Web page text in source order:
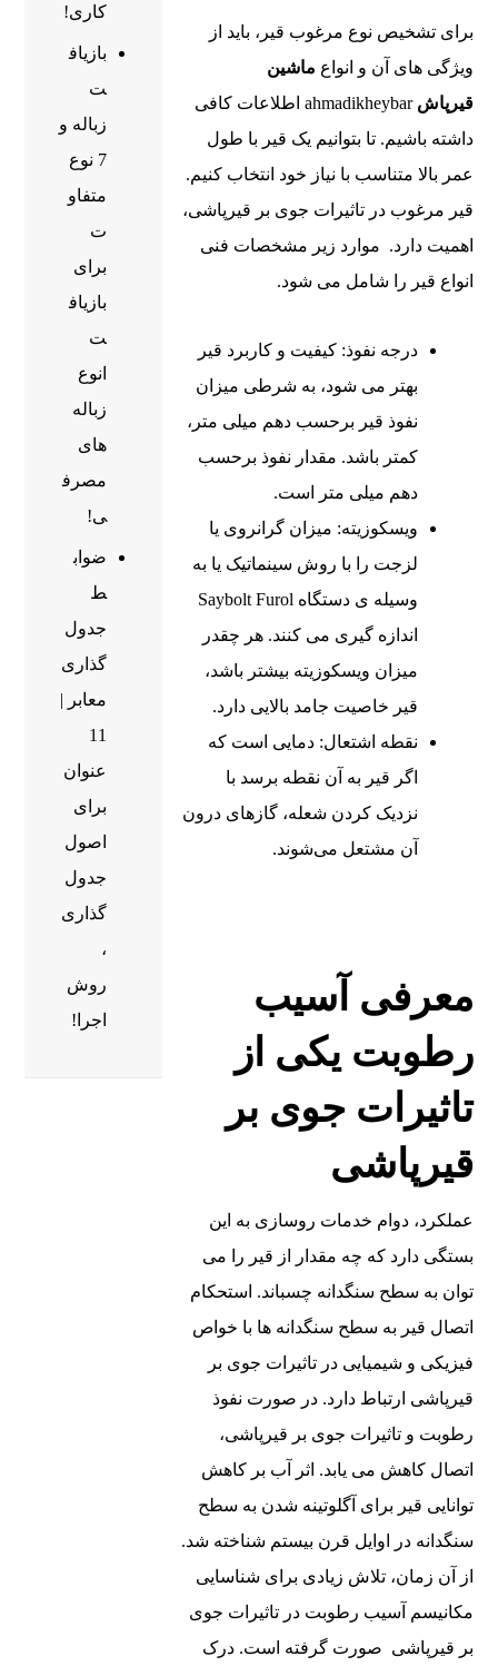
برای تشخیص نوع مرغوب قیر، باید از
ویژگی‌ های آن و انواع ماشین
قیرپاش
ahmadikheybar اطلاعات کافی
داشته باشیم. تا بتوانیم یک قیر با طول
عمر بالا متناسب با نیاز خود انتخاب کنیم.
قیر مرغوب در تاثیرات جوی بر قیرپاشی،
اهمیت دارد. موارد زیر مشخصات فنی
انواع قیر را شامل می ‌شود.
درجه نفوذ: کیفیت و کاربرد قیر
بهتر می‌ شود، به شرطی‌ میزان
نفوذ قیر برحسب دهم میلی ‌متر،
کمتر باشد. مقدار نفوذ برحسب
دهم میلی ‌متر است.
ویسکوزیته: میزان گرانروی یا
لزجت را با روش سینماتیک یا به
وسیله ‌ی دستگاه Saybolt Furol
اندازه‌ گیری می‌ کنند. هر چقدر
میزان ویسکوزیته بیشتر باشد،
قیر خاصیت جامد بالایی دارد.
نقطه اشتعال: دمایی است که
اگر قیر به آن نقطه برسد با
نزدیک کردن شعله، گازهای درون
آن مشتعل می‌شوند.
معرفی آسیب
رطوبت یکی از
تاثیرات جوی بر
قیرپاشی
عملکرد، دوام خدمات روسازی به این
بستگی دارد که چه مقدار از قیر را می
‌توان به سطح سنگدانه چسباند. استحکام
اتصال قیر به سطح سنگدانه ‌ها با خواص
فیزیکی و شیمیایی در تاثیرات جوی بر
قیرپاشی ارتباط دارد. در صورت نفوذ
رطوبت و تاثیرات جوی بر قیرپاشی،
اتصال کاهش می ‌یابد. اثر آب بر کاهش
توانایی قیر برای آگلوتینه شدن به سطح
سنگدانه در اوایل قرن بیستم شناخته شد.
از آن زمان، تلاش زیادی برای شناسایی
مکانیسم آسیب رطوبت در تاثیرات جوی
بر قیرپاشی صورت گرفته است. درک
کاری!
بازیاف
ت
زباله و
7 نوع
متفاو
ت
برای
بازیاف
ت
انوع
زباله
های
مصرف
ی!
ضواب
ط
جدول
گذاری
معابر |
11
عنوان
برای
اصول
جدول
گذاری
،
روش
اجرا!